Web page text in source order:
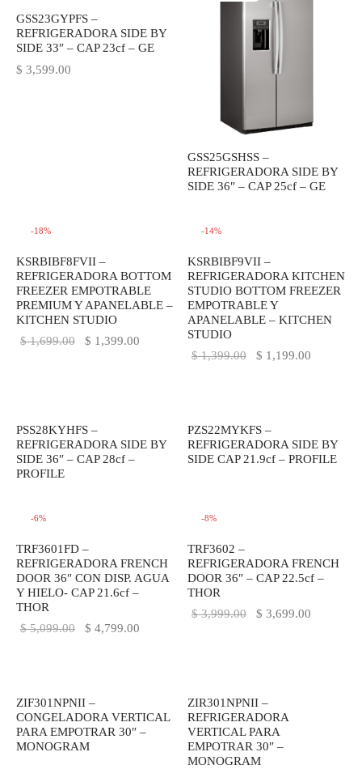
GSS23GYPFS –
REFRIGERADORA SIDE BY
SIDE 33″ – CAP 23cf – GE
$ 3,599.00
GSS25GSHSS –
REFRIGERADORA SIDE BY
SIDE 36″ – CAP 25cf – GE
-18%
KSRBIBF8FVII –
REFRIGERADORA BOTTOM
FREEZER EMPOTRABLE
PREMIUM Y APANELABLE –
KITCHEN STUDIO
$1,699.00
El precio
$ 1,399.00
-14%
KSRBIBF9VII –
REFRIGERADORA KITCHEN
STUDIO BOTTOM FREEZER
EMPOTRABLE Y
APANELABLE – KITCHEN
STUDIO
$1,399.00
El precio
$ 1,199.00
PSS28KYHFS –
REFRIGERADORA SIDE BY
SIDE 36″ – CAP 28cf –
PROFILE
PZS22MYKFS –
REFRIGERADORA SIDE BY
SIDE CAP 21.9cf – PROFILE
-6%
TRF3601FD –
REFRIGERADORA FRENCH
DOOR 36″ CON DISP. AGUA
Y HIELO- CAP 21.6cf –
THOR
$5,099.00
El precio
$ 4,799.00
-8%
TRF3602 –
REFRIGERADORA FRENCH
DOOR 36″ – CAP 22.5cf –
THOR
$3,999.00
El precio
$ 3,699.00
ZIF301NPNII –
CONGELADORA VERTICAL
PARA EMPOTRAR 30″ –
MONOGRAM
ZIR301NPNII –
REFRIGERADORA
VERTICAL PARA
EMPOTRAR 30″ –
MONOGRAM